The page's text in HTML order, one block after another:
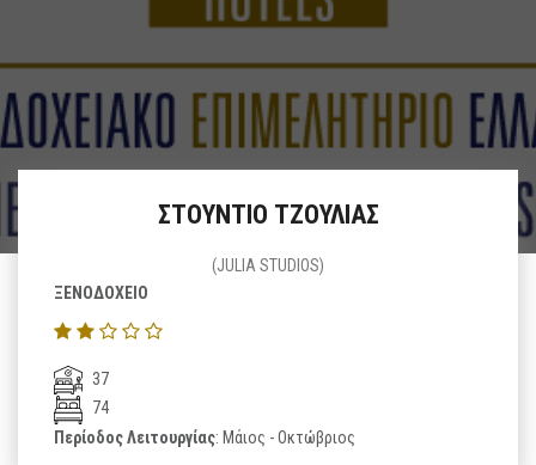
ΣΤΟΥΝΤΙΟ ΤΖΟΥΛΙΑΣ
(JULIA STUDIOS)
ΞΕΝΟΔΟΧΕΙΟ
37
74
Περίοδος Λειτουργίας: Μάιος - Οκτώβριος